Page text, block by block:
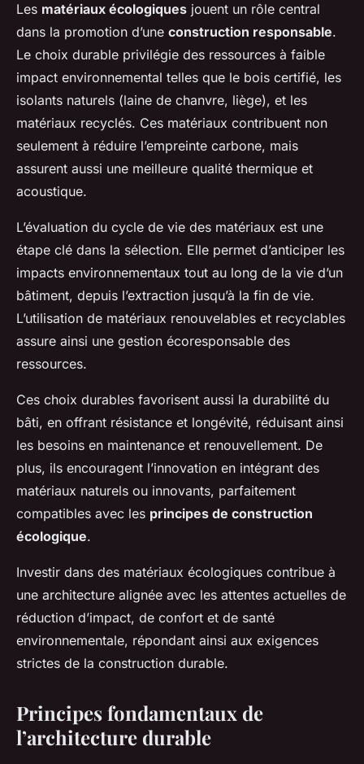
Les matériaux écologiques jouent un rôle central
dans la promotion d’une construction responsable.
Le choix durable privilégie des ressources à faible
impact environnemental telles que le bois certifié, les
isolants naturels (laine de chanvre, liège), et les
matériaux recyclés. Ces matériaux contribuent non
seulement à réduire l’empreinte carbone, mais
assurent aussi une meilleure qualité thermique et
acoustique.
L’évaluation du cycle de vie des matériaux est une
étape clé dans la sélection. Elle permet d’anticiper les
impacts environnementaux tout au long de la vie d’un
bâtiment, depuis l’extraction jusqu’à la fin de vie.
L’utilisation de matériaux renouvelables et recyclables
assure ainsi une gestion écoresponsable des
ressources.
Ces choix durables favorisent aussi la durabilité du
bâti, en offrant résistance et longévité, réduisant ainsi
les besoins en maintenance et renouvellement. De
plus, ils encouragent l’innovation en intégrant des
matériaux naturels ou innovants, parfaitement
compatibles avec les principes de construction
écologique.
Investir dans des matériaux écologiques contribue à
une architecture alignée avec les attentes actuelles de
réduction d’impact, de confort et de santé
environnementale, répondant ainsi aux exigences
strictes de la construction durable.
Principes fondamentaux de
l’architecture durable